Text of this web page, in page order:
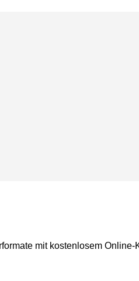
mit kostenlosem Online-